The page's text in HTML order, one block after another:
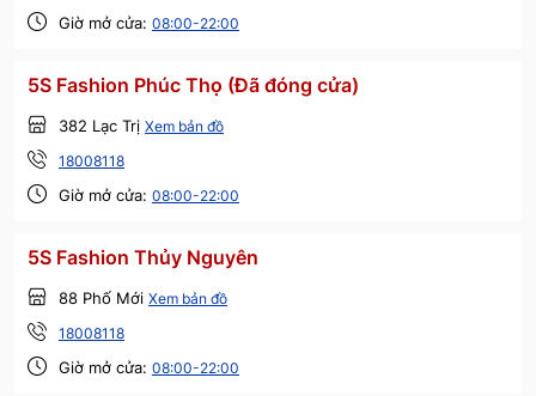
Giờ mở cửa: 08:00-22:00
5S Fashion Phúc Thọ (Đã đóng cửa)
382 Lạc Trị Xem bản đồ
18008118
Giờ mở cửa: 08:00-22:00
5S Fashion Thủy Nguyên
88 Phố Mới Xem bản đồ
18008118
Giờ mở cửa: 08:00-22:00